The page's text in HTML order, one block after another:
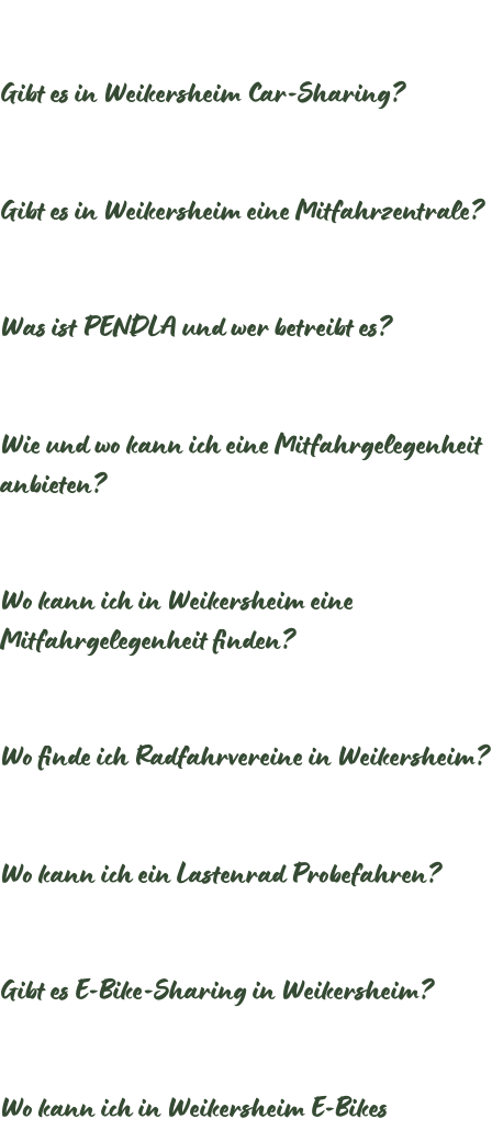
Gibt es in Weikersheim Car-Sharing?
Gibt es in Weikersheim eine Mitfahrzentrale?
Was ist PENDLA und wer betreibt es?
Wie und wo kann ich eine Mitfahrgelegenheit
anbieten?
Wo kann ich in Weikersheim eine
Mitfahrgelegenheit finden?
Wo finde ich Radfahrvereine in Weikersheim?
Wo kann ich ein Lastenrad Probefahren?
Gibt es E-Bike-Sharing in Weikersheim?
Wo kann ich in Weikersheim E-Bikes